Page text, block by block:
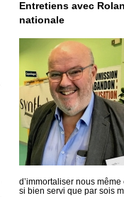
Entretiens avec
nationale
d’immortaliser nous
si bien servi que par sois